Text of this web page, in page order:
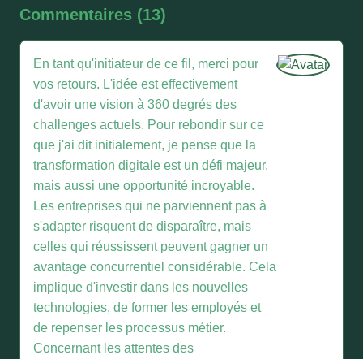
Commentaires (13)
En tant qu'initiateur de ce fil, merci pour
vos retours. L'idée est effectivement
d'avoir une vision à 360 degrés des
challenges actuels. Pour rebondir sur ce
que j'ai dit initialement, je pense que la
transformation digitale est un défi majeur,
mais aussi une opportunité incroyable.
Les entreprises qui ne parviennent pas à
s'adapter risquent de disparaître, mais
celles qui réussissent peuvent gagner un
avantage concurrentiel considérable. Cela
implique d'investir dans les nouvelles
technologies, de former les employés et
de repenser les processus métier.
Concernant les attentes des